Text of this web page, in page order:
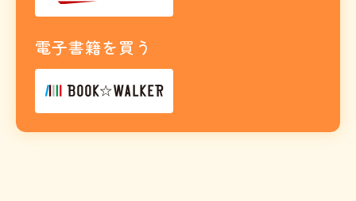
電子書籍を買う